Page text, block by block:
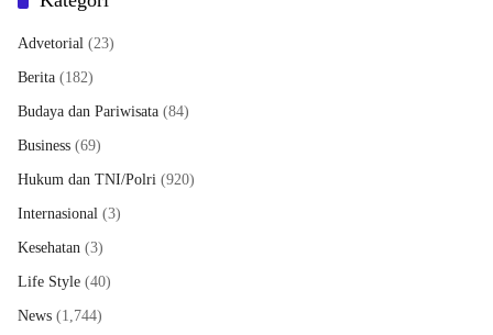
Advetorial (23)
Berita (182)
Budaya dan Pariwisata (84)
Business (69)
Hukum dan TNI/Polri (920)
Internasional (3)
Kesehatan (3)
Life Style (40)
News (1,744)